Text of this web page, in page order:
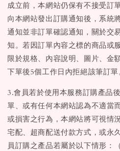
成立前，本網站仍保有不接受訂
向本網站發出訂購通知後，系統
通知並非訂單確認通知，關於交
知。若因訂單內容之標的商品或
限於規格、內容說明、圖片、金
下單後5個工作日內拒絕該筆訂單
3.會員若於使用本服務訂購產品
單、或有任何本網站認為不適當
或損害之行為，本網站將可視情
宅配、超商配送付款方式，或永
員訂購之產品若屬於以下情形：